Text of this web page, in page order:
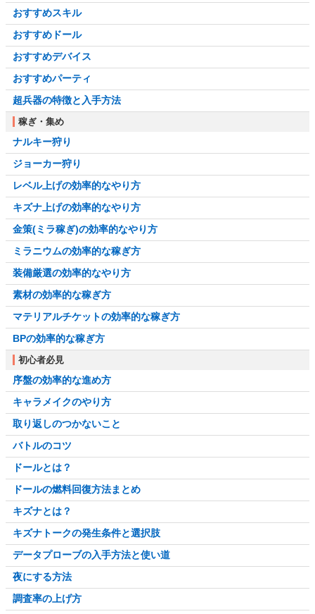
おすすめスキル
おすすめドール
おすすめデバイス
おすすめパーティ
超兵器の特徴と入手方法
稼ぎ・集め
ナルキー狩り
ジョーカー狩り
レベル上げの効率的なやり方
キズナ上げの効率的なやり方
金策(ミラ稼ぎ)の効率的なやり方
ミラニウムの効率的な稼ぎ方
装備厳選の効率的なやり方
素材の効率的な稼ぎ方
マテリアルチケットの効率的な稼ぎ方
BPの効率的な稼ぎ方
初心者必見
序盤の効率的な進め方
キャラメイクのやり方
取り返しのつかないこと
バトルのコツ
ドールとは？
ドールの燃料回復方法まとめ
キズナとは？
キズナトークの発生条件と選択肢
データプローブの入手方法と使い道
夜にする方法
調査率の上げ方